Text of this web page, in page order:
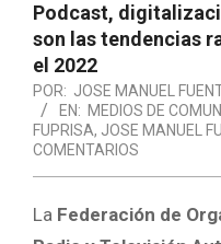
Podcast,
son las tendencias
el 2022
POR: JOSE MANUEL
EN: MEDIOS DE
FUPRISA, JOSE MANUEL
COMENTARIOS
La Federación de